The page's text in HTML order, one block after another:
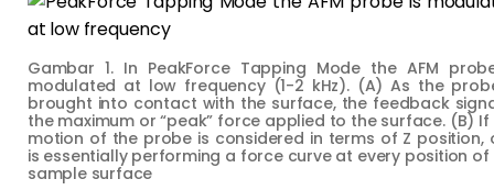
Gambar 1. In PeakForce Tapping Mode the AFM
modulated at low frequency (1-2 kHz). (A) As the
brought into contact with the surface, the feedback
the maximum or “peak” force applied to the surface. (B) If
motion of the probe is considered in terms of Z position,
is essentially performing a force curve at every position of
sample surface